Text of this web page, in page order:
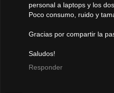
personal a laptops y los
Poco consumo, ruido y
Gracias por compartir la
Saludos!
Responder